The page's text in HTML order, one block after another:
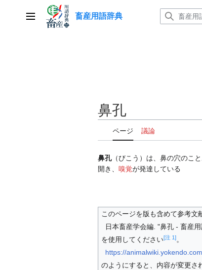
メインメニュー
畜産用語辞典
鼻孔
ページ 議論
鼻孔（びこう）は、鼻の穴のこ
開き、 嗅覚が発達している
このページを版も含めて参考文
日本畜産学会編. "鼻孔 - 畜産
を使用してください[注 1]。
https://
のようにすると、内容が変更さ